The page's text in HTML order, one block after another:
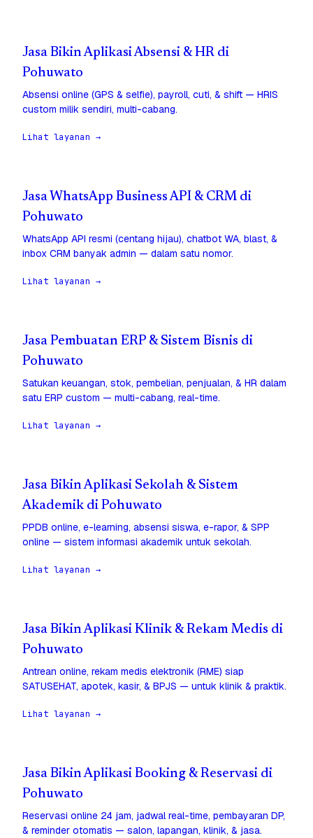
Jasa Bikin Aplikasi Absensi & HR di
Pohuwato
Absensi online (GPS & selfie), payroll, cuti, & shift — HRIS
custom milik sendiri, multi-cabang.
Lihat layanan →
Jasa WhatsApp Business API & CRM di
Pohuwato
WhatsApp API resmi (centang hijau), chatbot WA, blast, &
inbox CRM banyak admin — dalam satu nomor.
Lihat layanan →
Jasa Pembuatan ERP & Sistem Bisnis di
Pohuwato
Satukan keuangan, stok, pembelian, penjualan, & HR dalam
satu ERP custom — multi-cabang, real-time.
Lihat layanan →
Jasa Bikin Aplikasi Sekolah & Sistem
Akademik di Pohuwato
PPDB online, e-learning, absensi siswa, e-rapor, & SPP
online — sistem informasi akademik untuk sekolah.
Lihat layanan →
Jasa Bikin Aplikasi Klinik & Rekam Medis di
Pohuwato
Antrean online, rekam medis elektronik (RME) siap
SATUSEHAT, apotek, kasir, & BPJS — untuk klinik & praktik.
Lihat layanan →
Jasa Bikin Aplikasi Booking & Reservasi di
Pohuwato
Reservasi online 24 jam, jadwal real-time, pembayaran DP,
& reminder otomatis — salon, lapangan, klinik, & jasa.